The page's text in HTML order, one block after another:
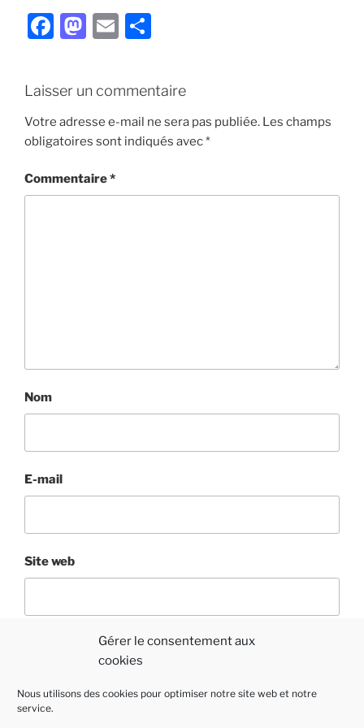
Gérer le consentement aux
cookies
Nous utilisons des cookies pour optimiser notre site web et notre
service.
F
e
b
o
o
M
o
d
o
n
E
l
ta
g
er
Laisser un commentaire
Votre adresse e-mail ne sera pas publiée. Les champs
obligatoires sont indiqués avec*
Commentaire*
Nom
E-mail
Site web